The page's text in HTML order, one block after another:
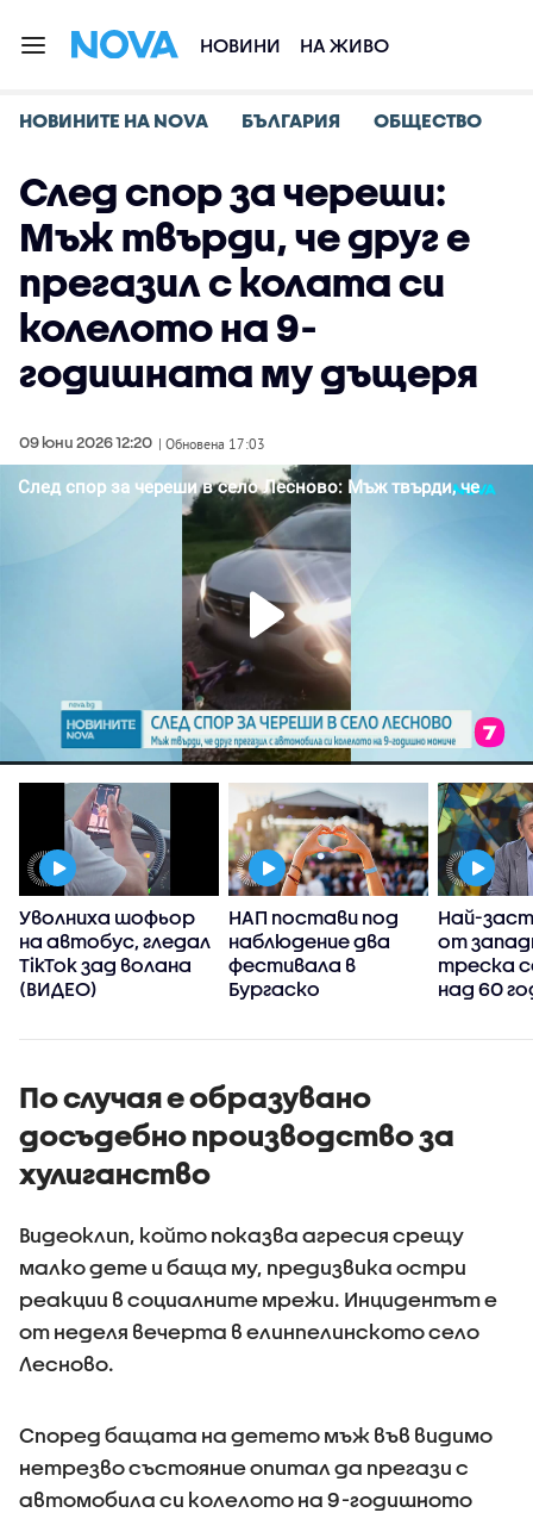
НОВИНИ НА ЖИВО
НОВИНИТЕ НА NOVA БЪЛГАРИЯ ОБЩЕСТВО
След спор за череши:
Мъж твърди, че друг е
прегазил с колата си
колелото на 9-
годишната му дъщеря
09 юни 2026 12:20 | Обновена 17:03
Уволниха шофьор
на автобус, гледал
TikTok зад волана
(ВИДЕО)
НАП постави под
наблюдение два
фестивала в
Бургаско
Най-
от
треска
над 60
дефицит
По случая е образувано
досъдебно производство за
хулиганство
Видеоклип, който показва агресия срещу
малко дете и баща му, предизвика остри
реакции в социалните мрежи. Инцидентът е
от неделя вечерта в елинпелинското село
Лесново.
Според бащата на детето мъж във видимо
нетрезво състояние опитал да прегази с
автомобила си колелото на 9-годишното